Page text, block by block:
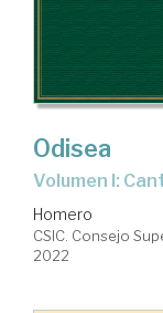
Odisea
Volumen I:
Homero
CSIC. Consejo
2022